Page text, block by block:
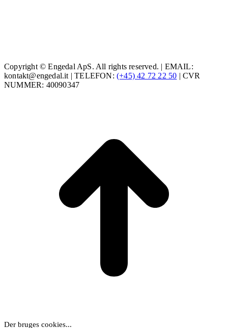
Copyright © Engedal ApS. All rights reserved. | EMAIL:
kontakt@engedal.it | TELEFON: (+45) 42 72 22 50 | CVR
NUMMER: 40090347
Der bruges cookies...